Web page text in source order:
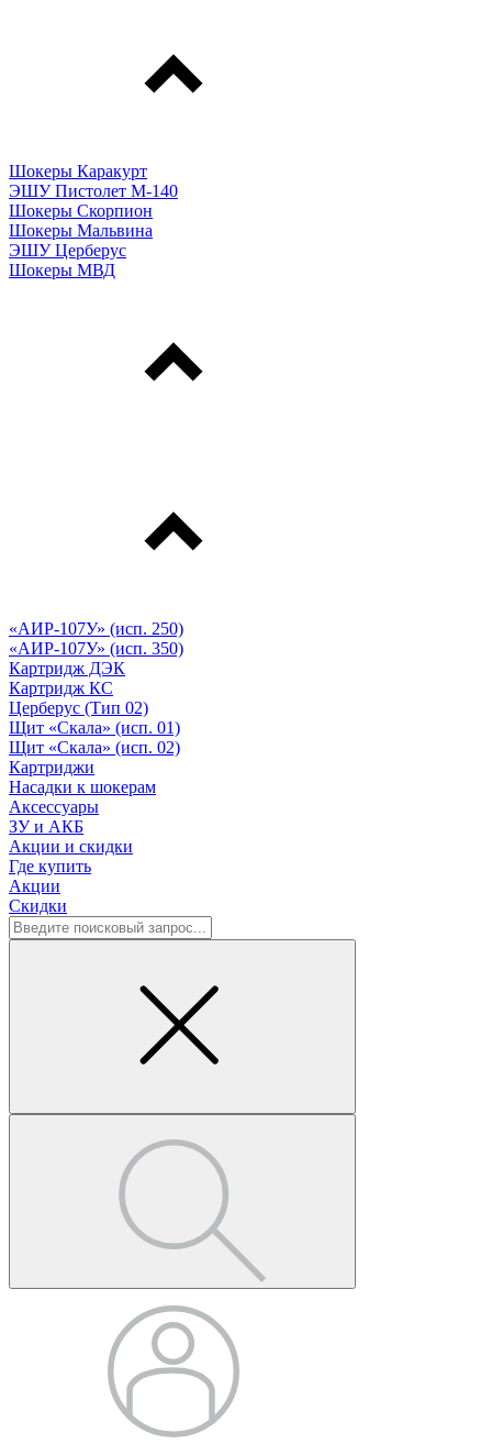
Шокеры Каракурт
ЭШУ Пистолет М-140
Шокеры Скорпион
Шокеры Мальвина
ЭШУ Церберус
Шокеры МВД
«АИР-107У» (исп. 250)
«АИР-107У» (исп. 350)
Картридж ДЭК
Картридж КС
Церберус (Тип 02)
Щит «Скала» (исп. 01)
Щит «Скала» (исп. 02)
Картриджи
Насадки к шокерам
Аксессуары
ЗУ и АКБ
Акции и скидки
Где купить
Акции
Скидки